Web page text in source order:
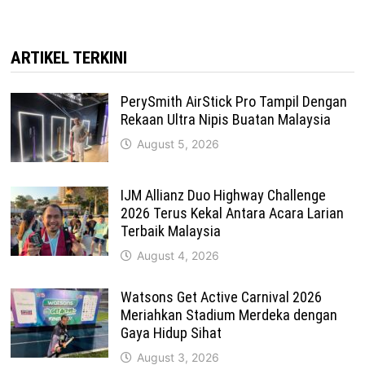
ARTIKEL TERKINI
PerySmith AirStick Pro Tampil Dengan
Rekaan Ultra Nipis Buatan Malaysia
August 5, 2026
IJM Allianz Duo Highway Challenge
2026 Terus Kekal Antara Acara Larian
Terbaik Malaysia
August 4, 2026
Watsons Get Active Carnival 2026
Meriahkan Stadium Merdeka dengan
Gaya Hidup Sihat
August 3, 2026